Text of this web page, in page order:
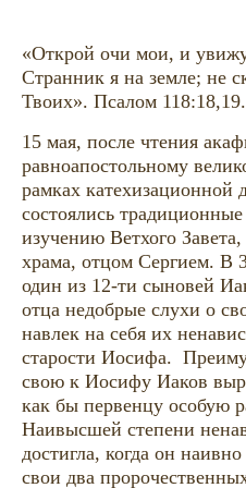
«Открой очи мои, и увижу
Странник я на земле; не
Твоих». Псалом 118:18,19.
15 мая, после чтения
равноапостольному
рамках катехизационной
состоялись
изучению Ветхого
храма, отцом Сергием. В
один из 12-ти сыновей
отца недобрые слухи о
навлек на себя их
старости Иосифа.
свою к Иосифу Иаков
как бы первенцу особую
Наивысшей степени
достигла, когда он
свои два